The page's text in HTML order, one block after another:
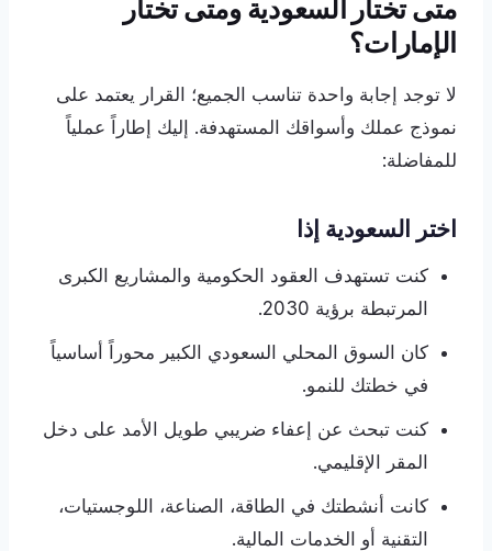
متى تختار السعودية ومتى تختار
الإمارات؟
لا توجد إجابة واحدة تناسب الجميع؛ القرار يعتمد على
نموذج عملك وأسواقك المستهدفة. إليك إطاراً عملياً
للمفاضلة:
اختر السعودية إذا
كنت تستهدف العقود الحكومية والمشاريع الكبرى
المرتبطة برؤية 2030.
كان السوق المحلي السعودي الكبير محوراً أساسياً
في خطتك للنمو.
كنت تبحث عن إعفاء ضريبي طويل الأمد على دخل
المقر الإقليمي.
كانت أنشطتك في الطاقة، الصناعة، اللوجستيات،
التقنية أو الخدمات المالية.